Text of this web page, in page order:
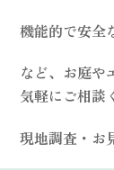
機能的で安全
など、お庭や
気軽にご相談
現地調査・お